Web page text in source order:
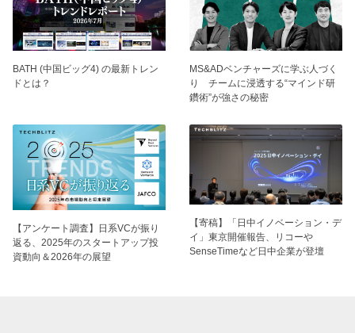
BATH (中国ビッグ4) の最新トレン
ドとは？
MS&ADベンチャーズに学ぶ人づく
り チームに浸透する“マインド研
鑽術”が強さの秘密
【アンケート調査】日系VCが振り
返る、2025年のスタートアップ投
資動向＆2026年の展望
【寄稿】「日中イノベーション・デ
イ」東京開催報告、リコーや
SenseTimeなど日中企業が登壇